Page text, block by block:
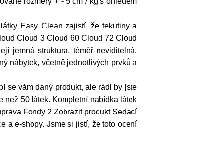
Easy Clean zajistí, že tekutiny a
Cloud 3 Cloud 60 Cloud 72 Cloud
jemná struktura, téměř neviditelná,
nábytek, včetně jednotlivých prvků a
se vám daný produkt, ale rádi by jste
než 50 látek. Kompletní nabídka látek
Fondy 2 Zobrazit produkt Sedací
a e-shopy. Jsme si jistí, že toto ocení